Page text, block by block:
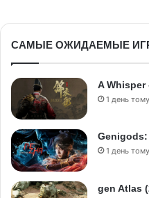
САМЫЕ ОЖИДАЕМЫЕ
A
1 день
Genigods:
1 день
gen Atlas